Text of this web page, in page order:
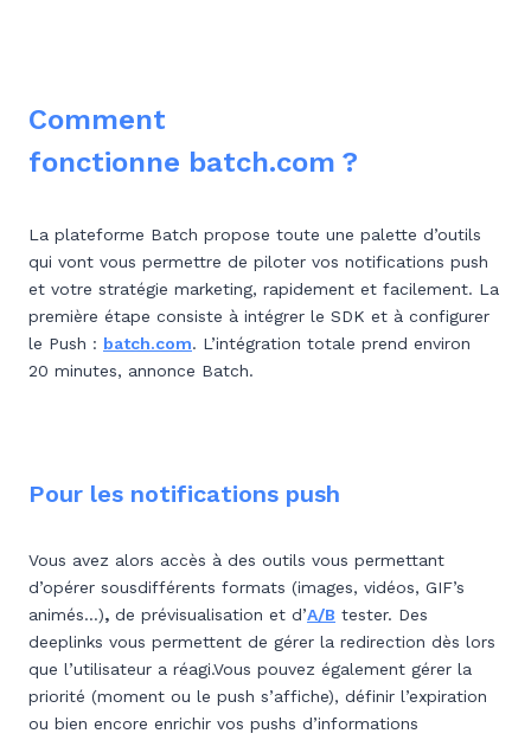
Comment
fonctionne batch.com ?
La plateforme Batch propose toute une palette d’outils
qui vont vous permettre de piloter vos notifications push
et votre stratégie marketing, rapidement et facilement. La
première étape consiste à intégrer le SDK et à configurer
le Push : batch.com. L’intégration totale prend environ
20 minutes, annonce Batch.
Pour les notifications push
Vous avez alors accès à des outils vous permettant
d’opérer sousdifférents formats (images, vidéos, GIF’s
animés…), de prévisualisation et d’A/B tester. Des
deeplinks vous permettent de gérer la redirection dès lors
que l’utilisateur a réagi.Vous pouvez également gérer la
priorité (moment ou le push s’affiche), définir l’expiration
ou bien encore enrichir vos pushs d’informations